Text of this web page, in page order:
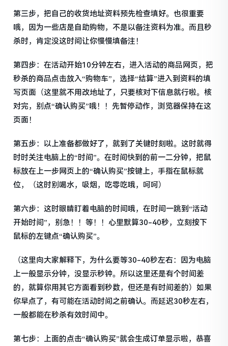
第三步，把自己的收货地址资料预先检查填好。也很重要
哦，因为一些店是自助购物，不是以备注资料为准。而且秒
杀时，肯定没这时间让你慢慢填备注！
第四步：在活动开始10分钟左右，进入活动的商品网页，把
秒杀的商品点击放入“购物车”，选择“结算”进入到资料的填
写页面（这里就不用改地址了，只要核对下信息就行啦。核
对完，别点“确认购买”哦！！先暂停动作，浏览器保持在这
页面！
第五步：以上准备都做好了，就到了关键时刻啦。这时就得
时时关注电脑上的“时间”。在时间快到的前一二分钟，把鼠
标放在上一步网页上的“确认购买”按键上，手指在鼠标就
位，（这时别喝水，吸烟，吃零吃哦，呵呵）
第六步：这时眼睛盯着电脑的时间哦，在时间一跳到“活动
开始时间”，别急！！等！！心里默算30-40秒，立刻按下
鼠标的左键点“确认购买”。
（这里向大家解释下，为什么要等30-40秒左右：因为电脑
上一般显示分钟，没显示秒钟。所以这里还是有个时间差
的，就算你用其它方面看到秒数，但还是有时间差的）如果
你早点了，有可能在活动时间之前确认。而延迟30秒左右，
一般都能在秒杀有效时间中。
第七步：上面的点击“确认购买”就会生成订单显示啦，恭喜